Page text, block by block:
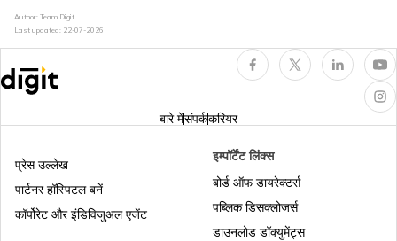
पैन का क्षेत्राधिकार
पैन कार्ड स्वीकृति संख्या क्या है और इसे कैसे पाएं?
Author: Team Digit
Last updated: 22-07-2026
बारे मेंसंपर्ककरियर
प्रेस उल्लेख
पार्टनर हॉस्पिटल बनें
कॉर्पोरेट और इंडिविजुअल एजेंट
इम्पॉर्टेंट लिंक्स
बोर्ड ऑफ डायरेक्टर्स
पब्लिक डिसक्लोजर्स
डाउनलोड डॉक्युमेंट्स